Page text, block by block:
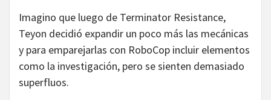
Imagino que luego de Terminator Resistance,
Teyon decidió expandir un poco más las mecánicas
y para emparejarlas con RoboCop incluir elementos
como la investigación, pero se sienten demasiado
superfluos.